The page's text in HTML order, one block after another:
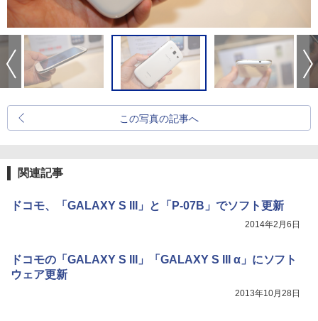
この写真の記事へ
関連記事
ドコモ、「GALAXY S III」と「P-07B」でソフト更新
2014年2月6日
ドコモの「GALAXY S III」「GALAXY S III α」にソフト
ウェア更新
2013年10月28日